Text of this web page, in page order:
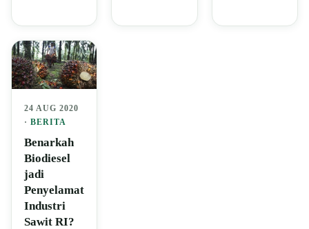
24 AUG 2020
· BERITA
Benarkah
Biodiesel
jadi
Penyelamat
Industri
Sawit RI?